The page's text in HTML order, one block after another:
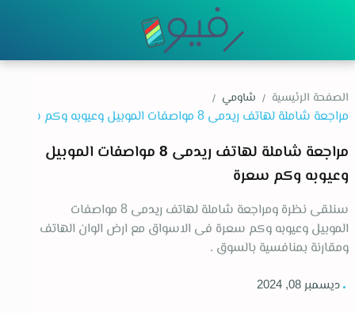
الصفحة الرئيسية شاومي
مراجعة شاملة لهاتف ريدمى 8 مواصفات الموبيل
وعيوبه وكم سعرة
سنلقى نظرة ومراجعة شاملة لهاتف ريدمى 8 مواصفات
الموبيل وعيوبه وكم سعرة فى الاسواق مع ارض الوان الهاتف
ومقارنة بمنافسية بالسوق .
ديسمبر 08, 2024